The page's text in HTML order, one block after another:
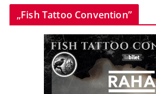
„Fish Tattoo Convention”